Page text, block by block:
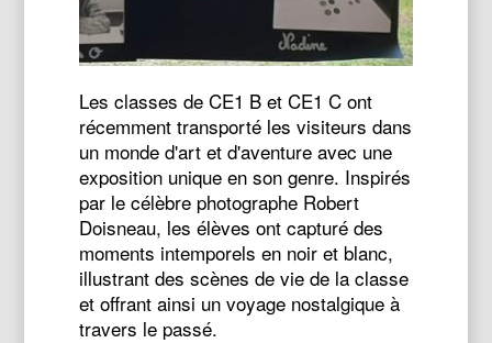
Les classes de CE1 B et CE1 C ont
récemment transporté les visiteurs dans
un monde d'art et d'aventure avec une
exposition unique en son genre. Inspirés
par le célèbre photographe Robert
Doisneau, les élèves ont capturé des
moments intemporels en noir et blanc,
illustrant des scènes de vie de la classe
et offrant ainsi un voyage nostalgique à
travers le passé.